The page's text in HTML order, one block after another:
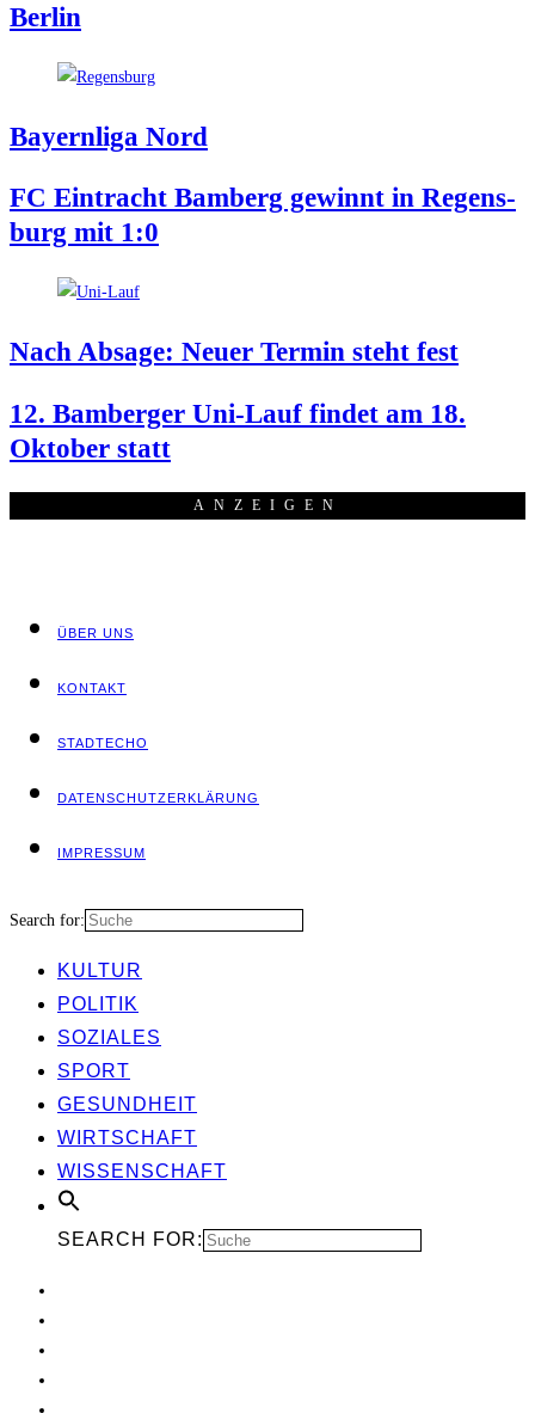
Berlin
Bay­ern­li­ga Nord
FC Ein­tracht Bam­berg gewinnt in Regens­
burg mit 1:0
Nach Absa­ge: Neu­er Ter­min steht fest
12. Bam­ber­ger Uni-Lauf fin­det am 18.
Okto­ber statt
ANZEI­GEN
ÜBER UNS
KON­TAKT
STADT­ECHO
DATEN­SCHUTZ­ER­KLÄ­RUNG
IMPRES­SUM
Search for:
KUL­TUR
POLI­TIK
SOZIA­LES
SPORT
GESUND­HEIT
WIRT­SCHAFT
WIS­SEN­SCHAFT
SEARCH FOR: